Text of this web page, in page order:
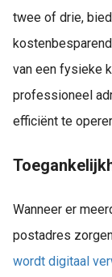
twee of drie,
van een fysieke
professioneel
efficiënt te
Wanneer er
postadres
wordt digitaal